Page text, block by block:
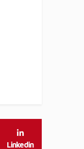
Linkedin